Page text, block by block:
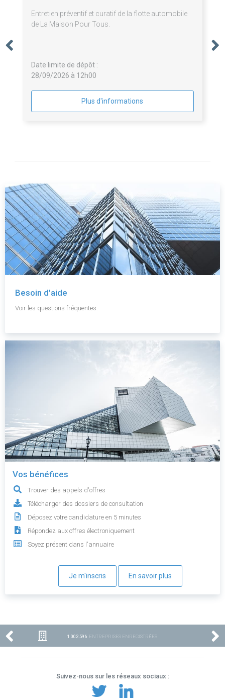
Entretien préventif et curatif de la flotte automobile
de La Maison Pour Tous.
Date limite de dépôt :
28/09/2026 à 12h00
Plus d'informations
Besoin d'aide
Voir les questions fréquentes.
Vos bénéfices
Trouver des appels d'offres
Télécharger des dossiers de consultation
Déposez votre candidature en 5 minutes
Répondez aux offres électroniquement
Soyez présent dans l'annuaire
Je m'inscris En savoir plus
1 002 596 ENTREPRISES ENREGISTRÉES
Suivez-nous sur les réseaux sociaux :